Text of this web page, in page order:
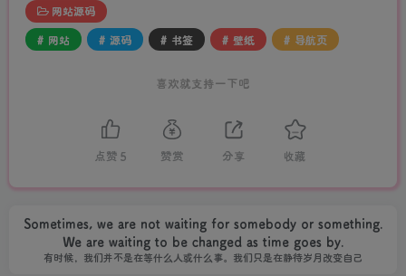
网站源码
# 网站
# 源码 # 书签 # 壁纸 # 导航页
喜欢就支持一下吧
点赞 5 赞赏 分享 收藏
Sometimes, we are not waiting for somebody or something.
We are waiting to be changed as time goes by.
有时候，我们并不是在等什么人或什么事。我们只是在静待岁月改变自己